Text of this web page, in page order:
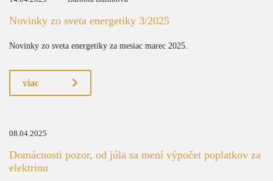
Novinky zo sveta energetiky 3/2025
Novinky zo sveta energetiky za mesiac marec 2025.
viac
08.04.2025
Domácnosti pozor, od júla sa mení výpočet poplatkov za
elektrinu